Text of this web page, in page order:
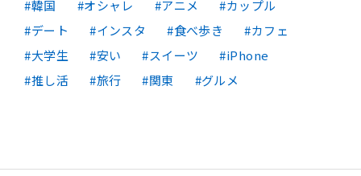
韓国
オシャレ アニメ
カップル
デート
インスタ 食べ歩き
カフェ
大学生
安い スイーツ
iPhone
推し活
旅行 関東 グルメ